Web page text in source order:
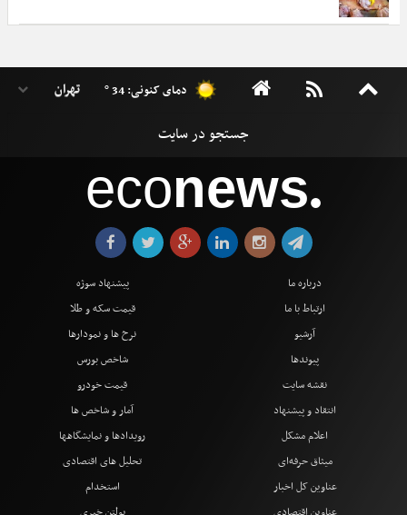
دمای کنونی: 34 °
econews●
درباره ما
ارتباط با ما
آرشیو
پیوندها
نقشه سایت
انتقاد و پیشنهاد
اعلام مشکل
میثاق حرفه‌ای
پیشنهاد سوژه
قیمت سکه و طلا
نرخ ها و نمودارها
شاخص بورس
قیمت خودرو
آمار و شاخص ها
رویدادها و نمایشگاهها
تحلیل های اقتصادی
عناوین کل اخبار
استخدام